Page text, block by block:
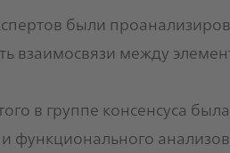
были
взаимосвязи между
в группе консенсуса
функционального